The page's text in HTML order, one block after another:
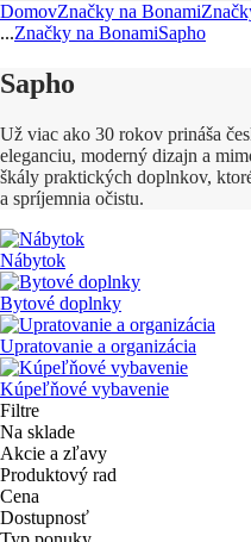
DomovZnačky na Bonami
...Značky na BonamiSapho
Sapho
Už viac ako 30 rokov prináša
eleganciu, moderný dizajn a
škály praktických doplnkov,
a spríjemnia očistu.
Nábytok
Bytové doplnky
Upratovanie a organizácia
Kúpeľňové vybavenie
Filtre
Na sklade
Akcie a zľavy
Produktový rad
Cena
Dostupnosť